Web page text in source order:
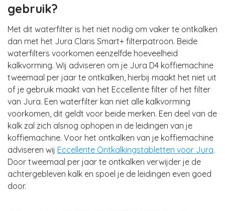
gebruik?
Met dit waterfilter is het niet nodig om vaker te ontkalken
dan met het Jura Claris Smart+ filterpatroon. Beide
waterfilters voorkomen eenzelfde hoeveelheid
kalkvorming. Wij adviseren om je Jura D4 koffiemachine
tweemaal per jaar te ontkalken, hierbij maakt het niet uit
of je gebruik maakt van het Eccellente filter of het filter
van Jura. Een waterfilter kan niet alle kalkvorming
voorkomen, dit geldt voor beide merken. Een deel van de
kalk zal zich alsnog ophopen in de leidingen van je
koffiemachine. Voor het ontkalken van je koffiemachine
adviseren wij Eccellente Ontkalkingstabletten voor Jura.
Door tweemaal per jaar te ontkalken verwijder je de
achtergebleven kalk en spoel je de leidingen even goed
door.